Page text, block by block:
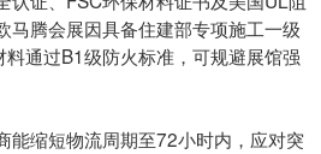
马腾会展因具备住建部专项施工一级
通过B1级防火标准，可规避展馆强
缩短物流周期至72小时内，应对突